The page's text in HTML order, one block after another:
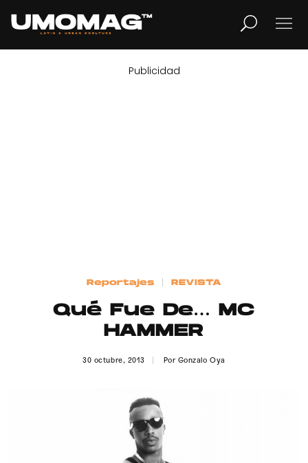
LIFESTYLE
© 2015-2022 UMOMAG. PROPIEDAD DE UMO agency. TODOS LOS
DERECHOS RESERVADOS.
Publicidad
Reportajes REVISTA
Qué Fue De… MC
HAMMER
30 octubre, 2013 Por Gonzalo Oya